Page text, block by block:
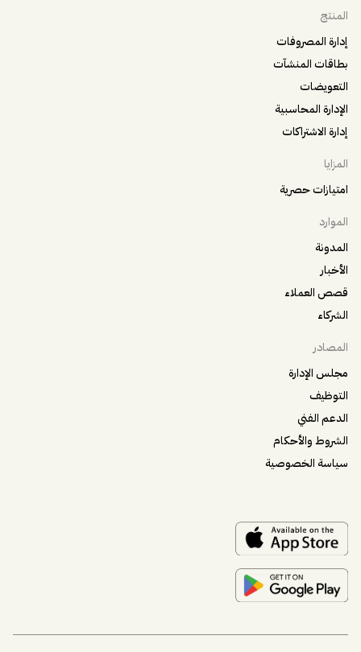
المنتج
إدارة المصروفات
بطاقات المنشآت
التعويضات
الإدارة المحاسبية
إدارة الاشتراكات
المزايا
امتيازات حصرية
الموارد
المدونة
الأخبار
قصص العملاء
الشركاء
المصادر
مجلس الإدارة
التوظيف
الدعم الفني
الشروط والأحكام
سياسة الخصوصية
أهلاً! أنا مساعد، مساعد ساي فاي الذكي. هل تبحث عن حجز
اجتماع أو معرفة المزيد عن ساي فاي؟